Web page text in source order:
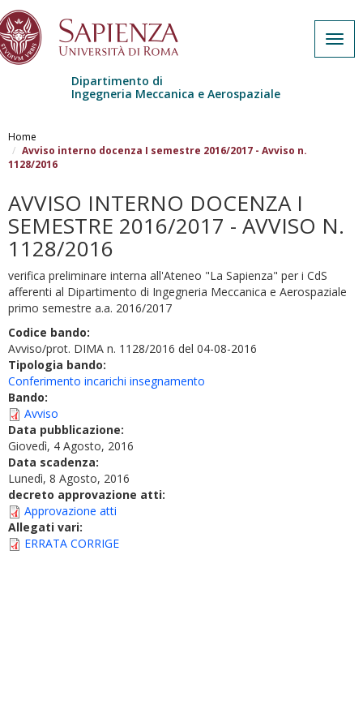
Dipartimento di
Ingegneria Meccanica e Aerospaziale
Home
Avviso interno docenza I semestre 2016/2017 - Avviso n.
1128/2016
AVVISO INTERNO DOCENZA I
SEMESTRE 2016/2017 - AVVISO N.
1128/2016
verifica preliminare interna all'Ateneo "La Sapienza" per i CdS
afferenti al Dipartimento di Ingegneria Meccanica e Aerospaziale
primo semestre a.a. 2016/2017
Codice bando:
Avviso/prot. DIMA n. 1128/2016 del 04-08-2016
Tipologia bando:
Conferimento incarichi insegnamento
Bando:
Avviso
Data pubblicazione:
Giovedì, 4 Agosto, 2016
Data scadenza:
Lunedì, 8 Agosto, 2016
decreto approvazione atti:
Approvazione atti
Allegati vari:
ERRATA CORRIGE